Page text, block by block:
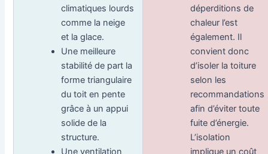
climatiques lourds
comme la neige
et la glace.
Une meilleure
stabilité de part la
forme triangulaire
du toit en pente
grâce à un appui
solide de la
structure.
Une ventilation
déperditions de
chaleur l’est
également. Il
convient donc
d’isoler la toiture
selon les
recommandations
afin d’éviter toute
fuite d’énergie.
L’isolation
implique un coût